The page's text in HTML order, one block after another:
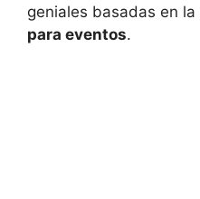
geniales basadas en la
para eventos.